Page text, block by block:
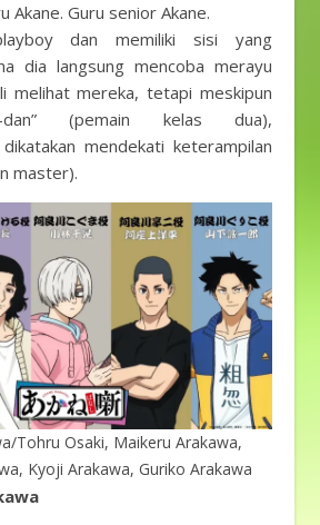
Akane. Guru senior Akane.
dan memiliki sisi yang
dia langsung mencoba merayu
melihat mereka, tetapi meskipun
dan” (pemain kelas dua),
mendekati keterampilan
master).
Tohru Osaki, Maikeru Arakawa,
Kyoji Arakawa, Guriko Arakawa